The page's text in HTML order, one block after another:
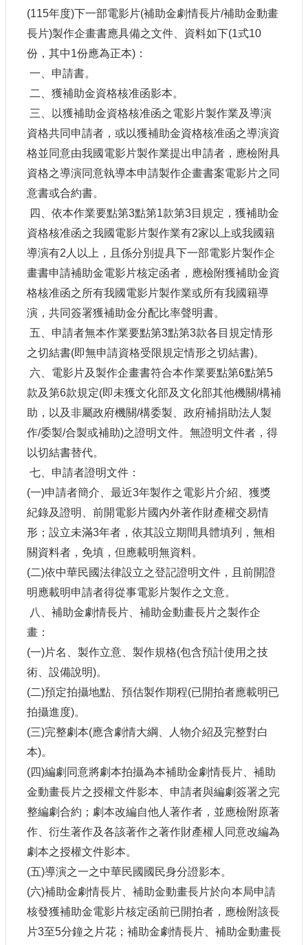
(115年度)下一部電影片(補助金劇情長片/補助金動畫
長片)製作企畫書應具備之文件、資料如下(1式10
份，其中1份應為正本) ：
一、申請書。
二、獲補助金資格核准函影本。
三、以獲補助金資格核准函之電影片製作業及導演
資格共同申請者，或以獲補助金資格核准函之導演資
格並同意由我國電影片製作業提出申請者，應檢附具
資格之導演同意執導本申請製作企畫書案電影片之同
意書或合約書。
四、依本作業要點第3點第1款第3目規定，獲補助金
資格核准函之我國電影片製作業有2家以上或我國籍
導演有2 人以上，且係分別提具下一部電影片製作企
畫書申請補助金電影片核定函者，應檢附獲補助金資
格核准函之所有我國電影片製作業或所有我國籍導
演，共同簽署獲補助金分配比率聲明書。
五、申請者無本作業要點第3點第3款各目規定情形
之切結書(即無申請資格受限規定情形之切結書)。
六、電影片及製作企畫書符合本作業要點第6點第5
款及第6款規定(即未獲文化部及文化部其他機關/構補
助，以及非屬政府機關/構委製、政府補捐助法人製
作/委製/合製或補助)之證明文件。無證明文件者，得
以切結書替代。
七、申請者證明文件：
(一)申請者簡介、最近3年製作之電影片介紹、獲獎
紀錄及證明、前開電影片國內外著作財產權交易情
形；設立未滿3年者，依其設立期間具體填列，無相
關資料者，免填，但應載明無資料。
(二)依中華民國法律設立之登記證明文件，且前開證
明應載明申請者得從事電影片製作之文意。
八、補助金劇情長片、補助金動畫長片之製作企
畫：
(一)片名、製作立意、製作規格(包含預計使用之技
術、設備說明)。
(二)預定拍攝地點、預估製作期程(已開拍者應載明已
拍攝進度)。
(三)完整劇本(應含劇情大綱、人物介紹及完整對白
本)。
(四)編劇同意將劇本拍攝為本補助金劇情長片、補助
金動畫長片之授權文件影本、申請者與編劇簽署之完
整編劇合約；劇本改編自他人著作者，並應檢附原著
作、衍生著作及各該著作之著作財產權人同意改編為
劇本之授權文件影本。
(五)導演之一之中華民國國民身分證影本。
(六)補助金劇情長片、補助金動畫長片於向本局申請
核發獲補助金電影片核定函前已開拍者，應檢附該長
片3至5分鐘之片花；補助金劇情長片、補助金動畫長